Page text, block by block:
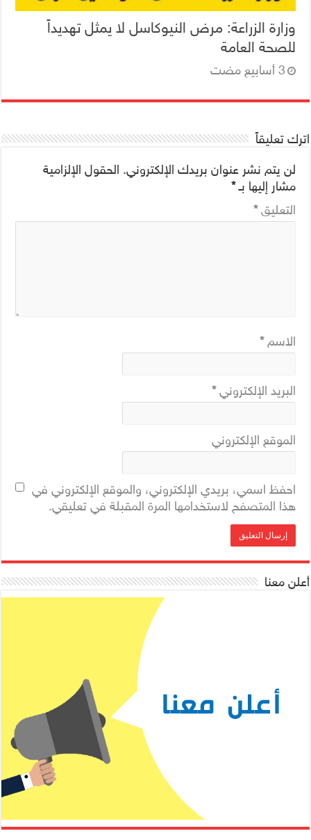
وزارة الزراعة: مرض النيوكاسل لا يمثل تهديداً
للصحة العامة
اترك تعليقاً
لن يتم نشر عنوان بريدك الإلكتروني. الحقول الإلزامية
مشار إليها بـ*
التعليق*
الاسم*
البريد الإلكتروني*
الموقع الإلكتروني
احفظ اسمي، بريدي الإلكتروني، والموقع الإلكتروني في
هذا المتصفح لاستخدامها المرة المقبلة في تعليقي.
أعلن معنا